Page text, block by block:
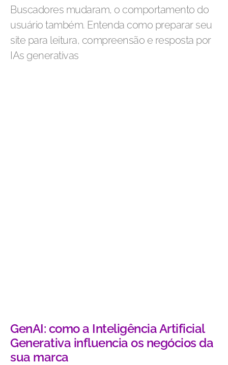
Buscadores mudaram, o comportamento do
usuário também. Entenda como preparar seu
site para leitura, compreensão e resposta por
IAs generativas
GenAI: como a Inteligência Artificial
Generativa influencia os negócios da
sua marca